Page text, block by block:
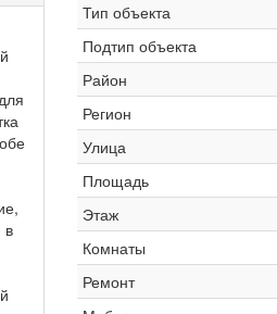
в
Тип объекта
Подтип объекта
Район
Регион
Улица
Площадь
Этаж
Комнаты
Ремонт